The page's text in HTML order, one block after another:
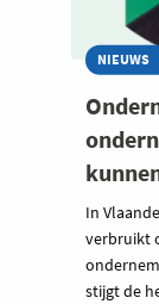
NIEUWS
In
verbruikt
stijgt de